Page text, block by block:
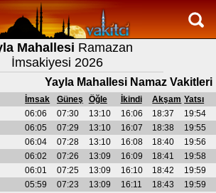
Namaz Vakitleri
imsakiyesi
Mahallesi Ramazan
İmsakiyesi 2026
Yayla Mahallesi Namaz Vakitleri
İmsak Güneş Öğle İkindi Akşam Yatsı
06:06 07:30 13:10 16:06 18:37
19:54
06:05 07:29 13:10 16:07 18:38
19:55
06:04 07:28 13:10 16:08 18:40
19:56
06:02 07:26 13:09 16:09 18:41
19:58
06:01 07:25 13:09 16:10 18:42
19:59
05:59 07:23 13:09 16:11 18:43
19:59